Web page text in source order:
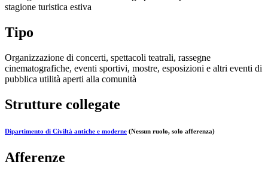
stagione turistica estiva
Tipo
Organizzazione di concerti, spettacoli teatrali, rassegne
cinematografiche, eventi sportivi, mostre, esposizioni e altri eventi di
pubblica utilità aperti alla comunità
Strutture collegate
Dipartimento di Civiltà antiche e moderne (Nessun ruolo, solo afferenza)
Afferenze